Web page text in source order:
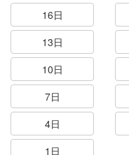
16日
13日
10日
7日
4日
1日